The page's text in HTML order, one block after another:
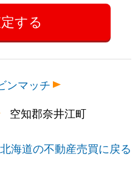
ンマッチ
空知郡奈井江町
北海道の不動産売買に戻る